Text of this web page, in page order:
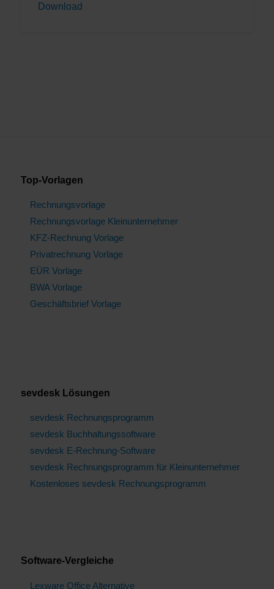
Download
Top-Vorlagen
Rechnungsvorlage
Rechnungsvorlage Kleinunternehmer
KFZ-Rechnung Vorlage
Privatrechnung Vorlage
EÜR Vorlage
BWA Vorlage
Geschäftsbrief Vorlage
sevdesk Lösungen
sevdesk Rechnungsprogramm
sevdesk Buchhaltungssoftware
sevdesk E-Rechnung-Software
sevdesk Rechnungsprogramm für Kleinunternehmer
Kostenloses sevdesk Rechnungsprogramm
Software-Vergleiche
Lexware Office Alternative